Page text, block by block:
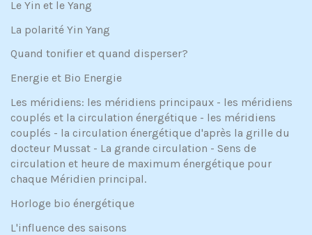
Le Yin et le Yang
La polarité Yin Yang
Quand tonifier et quand disperser?
Energie et Bio Energie
Les méridiens: les méridiens principaux - les méridiens
couplés et la circulation énergétique - les méridiens
couplés - la circulation énergétique d'après la grille du
docteur Mussat - La grande circulation - Sens de
circulation et heure de maximum énergétique pour
chaque Méridien principal.
Horloge bio énergétique
L'influence des saisons